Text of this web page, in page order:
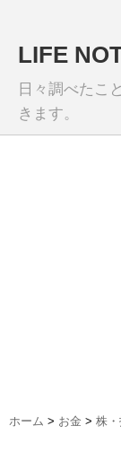
LIFE
日々調べたこ
きます。
ホーム > お金 > 株